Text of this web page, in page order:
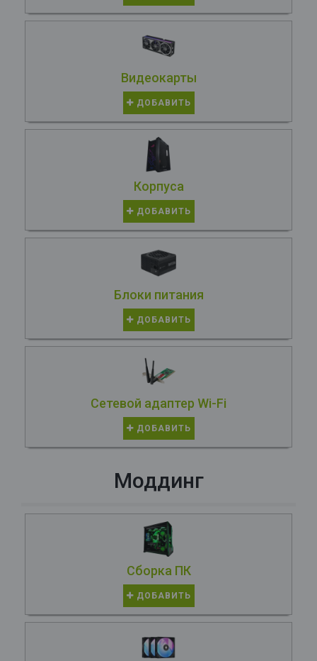
Видеокарты
ДОБАВИТЬ
Корпуса
ДОБАВИТЬ
Блоки питания
ДОБАВИТЬ
Сетевой адаптер Wi-Fi
ДОБАВИТЬ
Моддинг
Сборка ПК
ДОБАВИТЬ